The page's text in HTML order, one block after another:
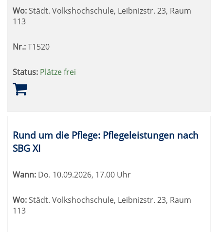
Wo: Städt. Volkshochschule, Leibnizstr. 23, Raum
113
Nr.:T1520
Status: Plätze frei
Rund um die Pflege: Pflegeleistungen nach
SBG XI
Wann: Do. 10.09.2026, 17.00 Uhr
Wo:Städt. Volkshochschule, Leibnizstr. 23, Raum
113